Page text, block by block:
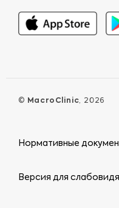
© MacroClinic, 2026
Нормативные
Версия для